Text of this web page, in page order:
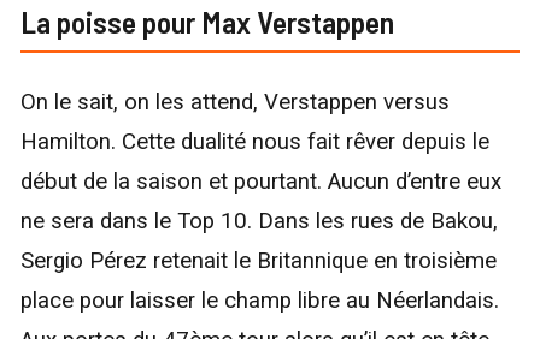
La poisse pour Max Verstappen
On le sait, on les attend, Verstappen versus
Hamilton. Cette dualité nous fait rêver depuis le
début de la saison et pourtant. Aucun d’entre eux
ne sera dans le Top 10. Dans les rues de Bakou,
Sergio Pérez retenait le Britannique en troisième
place pour laisser le champ libre au Néerlandais.